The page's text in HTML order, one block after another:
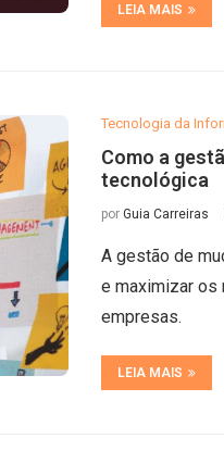
LEIA MAIS
Tecnologia da
Como a
tecnológica
por Guia Carreiras
A gestão de
e maximizar os
empresas.
LEIA MAIS